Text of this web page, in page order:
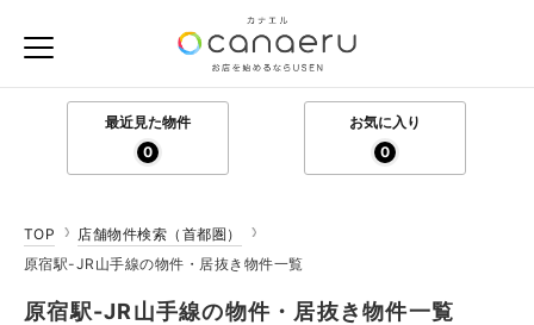
最近見た物件
0
お気に入り
0
TOP
店舗物件検索（首都圏）
原宿駅-JR山手線の物件・居抜き物件一覧
原宿駅-JR山手線の物件・居抜き物件一覧